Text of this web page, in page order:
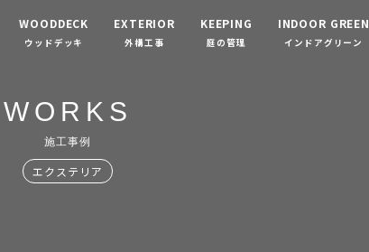
WOODDECK
ウッドデッキ
EXTERIOR
外構工事
KEEPING
庭の管理
INDOOR GREEN
インドアグリーン
WORKS
施工事例
エクステリア